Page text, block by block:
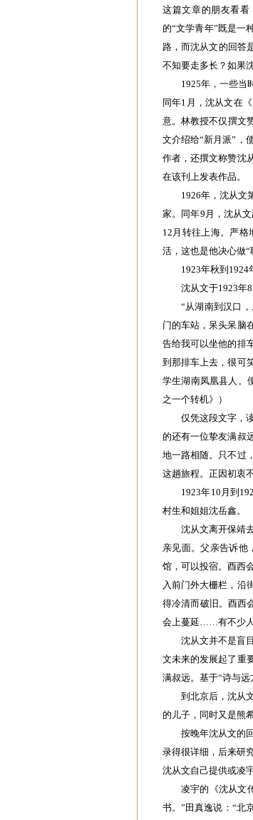
这篇文章的朋友看
的“文学青年”既是一
路，而沈从文的回答
不知要走多长？如果
1925年，一些当
同年1月，沈从文在
意。林教授不仅撰文
文介绍给“新月派”，
作者，还撰文称赞沈
在该刊上发表作品。
1926年，沈从文
家。同年9月，沈从
12月转往上海。严格
活，这也是他决心做“
1923年秋到1924
沈从文于1923年
“从湖南到汉口
门的车站，呆头呆脑
告给我可以坐他的排
到那排车上去，很可
学生湖南凤凰县人。
之一个转机》）
仅凭这段文字，
的还有一位挚友满叔
地一路相随。只不过
这趟旅程。正因初衷
1923年10月到
村生和姐姐沈岳鑫。
沈从文离开保靖
亲见面。父亲告诉他
馆，可以投宿。酉西
入前门外大栅栏，沿
得冷清而破旧。酉西
会上蔓延……有不少人
沈从文并不是盲
文未来的发展起了重
满叔远。基于“诗与
到北京后，沈从
的儿子，同时又是熊
按晚年沈从文的
录得很详细，后来研
沈从文自己提供或凌
凌宇的《沈从文
书。”田真逸说：“北